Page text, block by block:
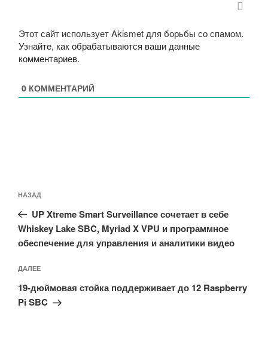
Этот сайт использует Akismet для борьбы со спамом.
Узнайте, как обрабатываются ваши данные
комментариев.
0 КОММЕНТАРИЙ
по
записям
Предыдущая
запись:
НАЗАД
UP Xtreme Smart Surveillance сочетает в себе
Whiskey Lake SBC, Myriad X VPU и программное
обеспечение для управления и аналитики видео
Следующая
запись
ДАЛЕЕ
19-дюймовая стойка поддерживает до 12 Raspberry
Pi SBC